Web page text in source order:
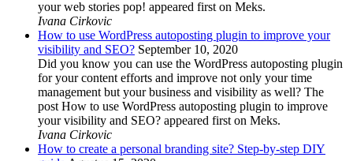
your web stories pop! appeared first on Meks.
Ivana Cirkovic
How to use WordPress autoposting plugin to improve your
visibility and SEO? September 10, 2020
Did you know you can use the WordPress autoposting plugin
for your content efforts and improve not only your time
management but your business and visibility as well? The
post How to use WordPress autoposting plugin to improve
your visibility and SEO? appeared first on Meks.
Ivana Cirkovic
How to create a personal branding site? Step-by-step DIY